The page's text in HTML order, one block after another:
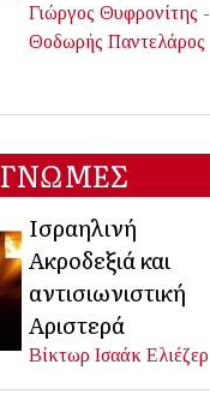
Γιώργος Θυφρονίτης -
Θοδωρής Παντελάρος
ΓΝΩΜΕΣ
Ισραηλινή
Ακροδεξιά και
αντισιωνιστική
Αριστερά
Βίκτωρ Ισαάκ Ελιέζερ